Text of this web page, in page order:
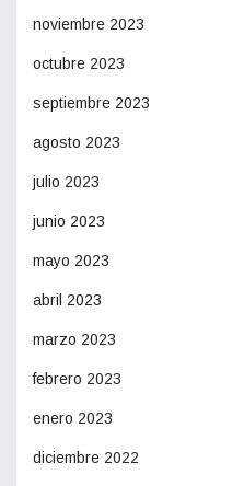
noviembre 2023
octubre 2023
septiembre 2023
agosto 2023
julio 2023
junio 2023
mayo 2023
abril 2023
marzo 2023
febrero 2023
enero 2023
diciembre 2022